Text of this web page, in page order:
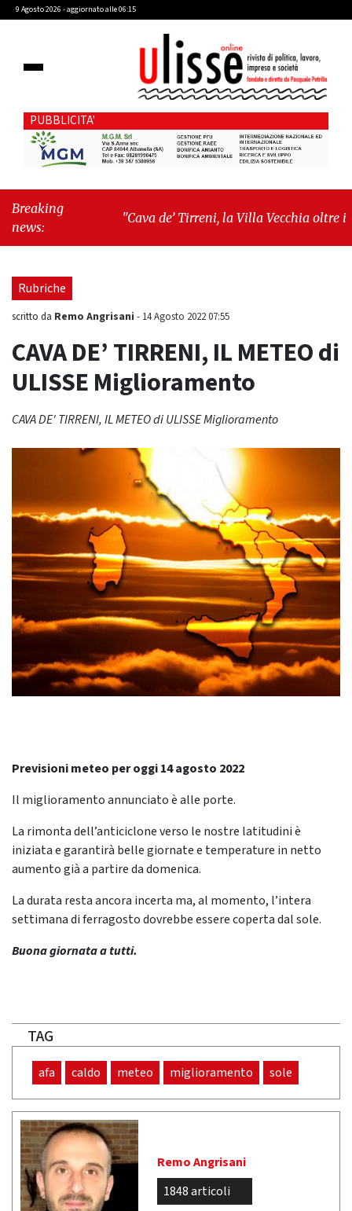
9 Agosto 2026 - aggiornato alle 06:15
PUBBLICITA'
Breaking
news:
"Cava de’ Tirreni, la Villa Vecchia oltre i
Rubriche
scritto da Remo Angrisani - 14 Agosto 2022 07:55
CAVA DE’ TIRRENI, IL METEO di
ULISSE Miglioramento
CAVA DE' TIRRENI, IL METEO di ULISSE Miglioramento
Previsioni meteo per oggi 14 agosto 2022
Il miglioramento annunciato è alle porte.
La rimonta dell’anticiclone verso le nostre latitudini è
iniziata e garantirà belle giornate e temperature in netto
aumento già a partire da domenica.
La durata resta ancora incerta ma, al momento, l’intera
settimana di ferragosto dovrebbe essere coperta dal sole.
Buona giornata a tutti.
TAG
afa caldo meteo miglioramento sole
Remo Angrisani
1848 articoli